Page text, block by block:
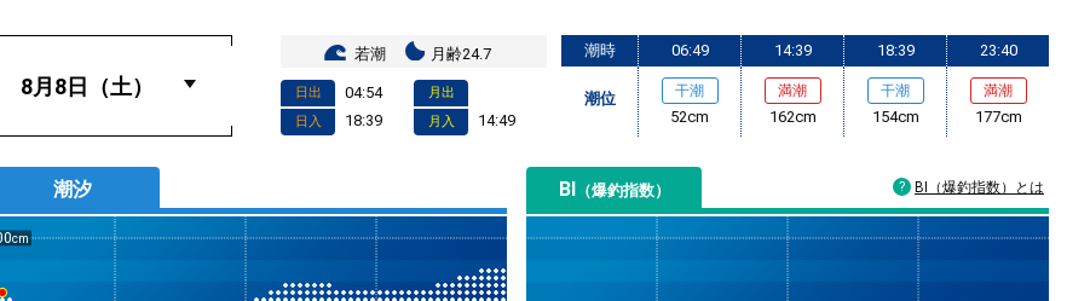
若潮 月齢24.7
日出 04:54
日入 18:39
月出
月入
14:49
潮時
潮位
06:49
干潮
52cm
14:39
満潮
162cm
18:39
干潮
154cm
23:40
満潮
177cm
潮汐 BI （爆釣指数） BI（爆釣指数）とは